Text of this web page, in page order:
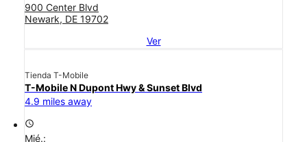
900 Center Blvd
Newark, DE 19702
Ver
Tienda T-Mobile
T-Mobile N Dupont Hwy & Sunset Blvd
4.9 miles away
access_time
Mié.: